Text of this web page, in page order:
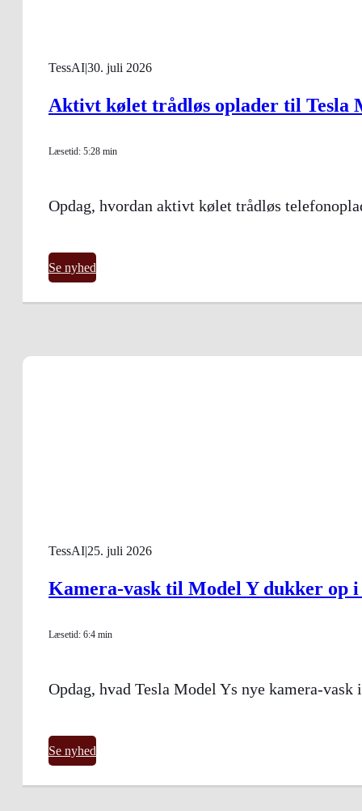
TessAI|30. juli 2026
Aktivt kølet trådløs oplader til Tesla
Læsetid: 5:28 min
Opdag, hvordan aktivt kølet trådløs
Se nyhed
TessAI|25. juli 2026
Kamera-vask til Model Y dukker op i
Læsetid: 6:4 min
Opdag, hvad Tesla Model Ys nye kamera-
Se nyhed